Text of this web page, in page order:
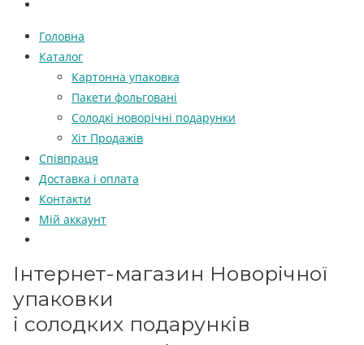
Головна
Каталог
Картонна упаковка
Пакети фольговані
Солодкі новорічні подарунки
Хіт Продажів
Співпраця
Доставка і оплата
Контакти
Мій аккаунт
Інтернет-магазин Новорічної
упаковки
і солодких подарунків